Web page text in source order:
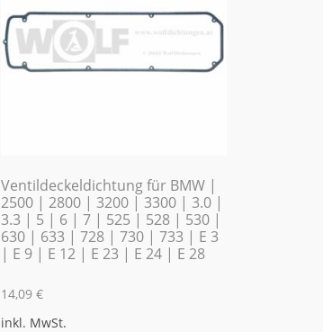
Ventildeckeldichtung für BMW |
2500 | 2800 | 3200 | 3300 | 3.0 |
3.3 | 5 | 6 | 7 | 525 | 528 | 530 |
630 | 633 | 728 | 730 | 733 | E 3
| E 9 | E 12 | E 23 | E 24 | E 28
14,09€
inkl. MwSt.